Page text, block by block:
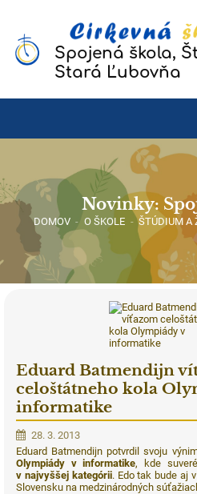
Spojená škola,
Stará Ľubovňa
Novinky:
DOMOV - O ŠKOLE - ŠTÚDIUM A
Eduard Batmendijn
celoštátneho kola
informatike
28. 3. 2013
Eduard Batmendijn potvrdil svoju
Olympiády v informatike, kde
v najvyššej kategórii. Edo tak bude aj
Slovensku na medzinárodných